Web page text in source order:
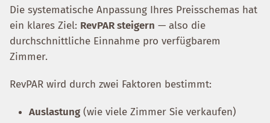
Die systematische Anpassung Ihres Preisschemas hat
ein klares Ziel: RevPAR steigern — also die
durchschnittliche Einnahme pro verfügbarem
Zimmer.
RevPAR wird durch zwei Faktoren bestimmt:
Auslastung (wie viele Zimmer Sie verkaufen)